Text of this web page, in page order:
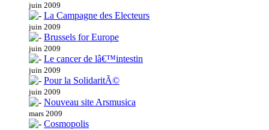
juin 2009
La Campagne des Electeurs
juin 2009
Brussels for Europe
juin 2009
Le cancer de lâ€™intestin
juin 2009
Pour la SolidaritÃ©
juin 2009
Nouveau site Arsmusica
mars 2009
Cosmopolis